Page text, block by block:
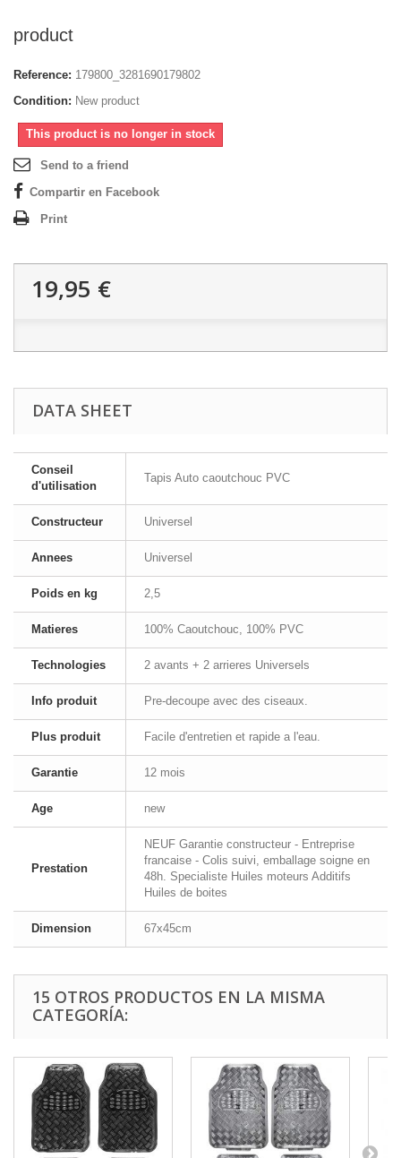
product
Reference: 179800_3281690179802
Condition: New product
This product is no longer in stock
Send to a friend
Compartir en Facebook
Print
19,95 €
DATA SHEET
Conseil
d'utilisation
Tapis Auto caoutchouc PVC
Constructeur Universel
Annees Universel
Poids en kg 2,5
Matieres 100% Caoutchouc, 100% PVC
Technologies 2 avants + 2 arrieres Universels
Info produit Pre-decoupe avec des ciseaux.
Plus produit Facile d'entretien et rapide a l'eau.
Garantie 12 mois
Age new
Prestation
NEUF Garantie constructeur - Entreprise
francaise - Colis suivi, emballage soigne en
48h. Specialiste Huiles moteurs Additifs
Huiles de boites
Dimension 67x45cm
15 OTROS PRODUCTOS EN LA MISMA
CATEGORÍA: